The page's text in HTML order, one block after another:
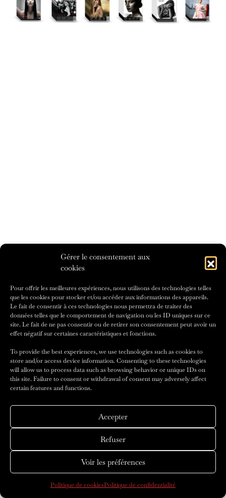
Gérer le consentement aux
cookies
Pour offrir les meilleures expériences, nous utilisons des technologies telles
que les cookies pour stocker et/ou accéder aux informations des appareils.
Le fait de consentir à ces technologies nous permettra de traiter des
données telles que le comportement de navigation ou les ID uniques sur ce
site. Le fait de ne pas consentir ou de retirer son consentement peut avoir un
effet négatif sur certaines caractéristiques et fonctions.
To provide the best experiences, we use technologies such as cookies to
store and/or access device information. Consenting to these technologies
will allow us to process data such as browsing behavior or unique IDs on
this site. Failure to consent or withdrawal of consent may adversely affect
certain features and functions.
Accepter
Refuser
Voir les préférences
Politique de cookiesPolitique de confidentialité